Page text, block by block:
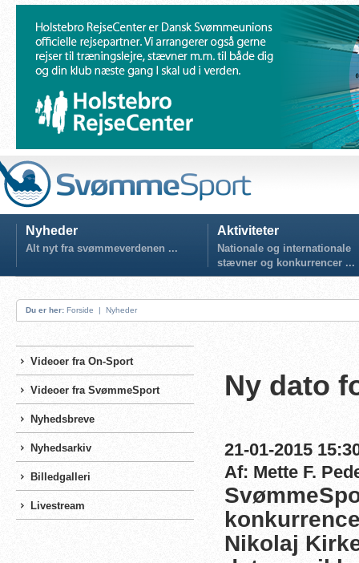
Nyheder
Alt nyt fra svømmeverdenen ...
Aktiviteter
Nationale og internationale
stævner og konkurrencer ...
Du er her: Forside | Nyheder
Videoer fra On-Sport
Videoer fra SvømmeSport
Nyhedsbreve
Nyhedsarkiv
Billedgalleri
Livestream
Ny dato
21-01-2015
Af: Mette F.
Nikolaj